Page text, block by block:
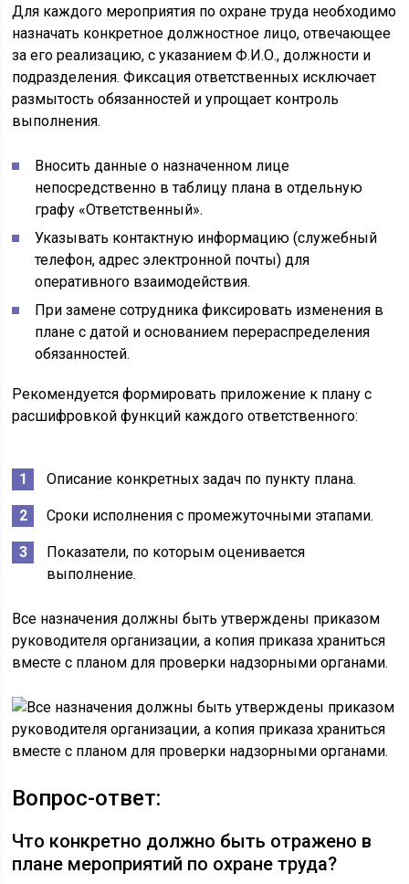
Для каждого мероприятия по охране труда необходимо
назначать конкретное должностное лицо, отвечающее
за его реализацию, с указанием Ф.И.О., должности и
подразделения. Фиксация ответственных исключает
размытость обязанностей и упрощает контроль
выполнения.
Вносить данные о назначенном лице
непосредственно в таблицу плана в отдельную
графу «Ответственный».
Указывать контактную информацию (служебный
телефон, адрес электронной почты) для
оперативного взаимодействия.
При замене сотрудника фиксировать изменения в
плане с датой и основанием перераспределения
обязанностей.
Рекомендуется формировать приложение к плану с
расшифровкой функций каждого ответственного:
Описание конкретных задач по пункту плана.
Сроки исполнения с промежуточными этапами.
Показатели, по которым оценивается
выполнение.
Все назначения должны быть утверждены приказом
руководителя организации, а копия приказа храниться
вместе с планом для проверки надзорными органами.
Вопрос-ответ:
Что конкретно должно быть отражено в
плане мероприятий по охране труда?